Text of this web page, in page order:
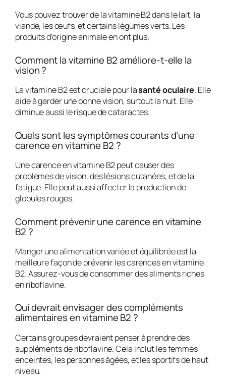
Vous pouvez trouver de la vitamine B2 dans le lait, la
viande, les œufs, et certains légumes verts. Les
produits d’origine animale en ont plus.
Comment la vitamine B2 améliore-t-elle la
vision ?
La vitamine B2 est cruciale pour lasanté oculaire. Elle
aide à garder une bonne vision, surtout la nuit. Elle
diminue aussi le risque de cataractes.
Quels sont les symptômes courants d’une
carence en vitamine B2 ?
Une carence en vitamine B2 peut causer des
problèmes de vision, des lésions cutanées, et de la
fatigue. Elle peut aussi affecter la production de
globules rouges.
Comment prévenir une carence en vitamine
B2 ?
Manger une alimentation variée et équilibrée est la
meilleure façon de prévenir les carences en vitamine
B2. Assurez-vous de consommer des aliments riches
en riboflavine.
Qui devrait envisager des compléments
alimentaires en vitamine B2 ?
Certains groupes devraient penser à prendre des
suppléments de riboflavine. Cela inclut les femmes
enceintes, les personnes âgées, et les sportifs de haut
niveau.